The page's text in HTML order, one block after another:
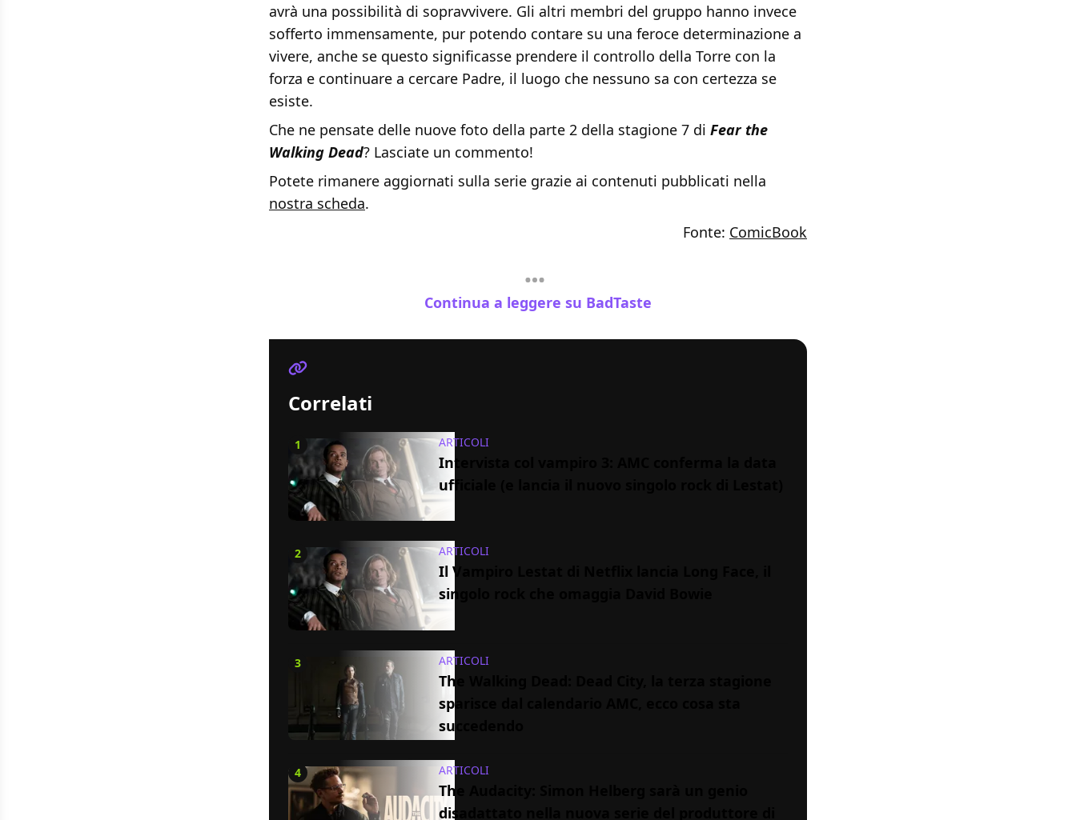
avrà una possibilità di sopravvivere. Gli altri membri del gruppo hanno invece
sofferto immensamente, pur potendo contare su una feroce determinazione a
vivere, anche se questo significasse prendere il controllo della Torre con la
forza e continuare a cercare Padre, il luogo che nessuno sa con certezza se
esiste.
Che ne pensate delle nuove foto della parte 2 della stagione 7 di Fear the
Walking Dead? Lasciate un commento!
Potete rimanere aggiornati sulla serie grazie ai contenuti pubblicati nella
nostra scheda.
Fonte: ComicBook
Continua a leggere su BadTaste
Correlati
1 ARTICOLI
Intervista col vampiro 3: AMC conferma la data
ufficiale (e lancia il nuovo singolo rock di Lestat)
2 ARTICOLI
Il Vampiro Lestat di Netflix lancia Long Face, il
singolo rock che omaggia David Bowie
3 ARTICOLI
The Walking Dead: Dead City, la terza stagione
sparisce dal calendario AMC, ecco cosa sta
succedendo
4 ARTICOLI
The Audacity: Simon Helberg sarà un genio
disadattato nella nuova serie del produttore di